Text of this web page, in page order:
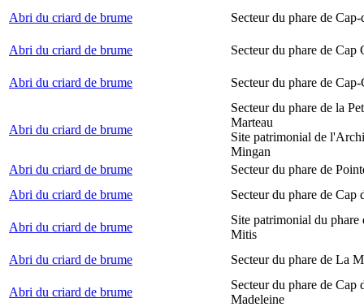
Abri du criard de brume
Secteur du phare de Cap-
Abri du criard de brume Secteur du phare de Cap
Abri du criard de brume Secteur du phare de Cap-
Abri du criard de brume
Secteur du phare de la
Marteau
Site patrimonial de
Mingan
Abri du criard de brume
Secteur du phare de
Abri du criard de brume
Secteur du phare de Cap
Abri du criard de brume
Site patrimonial du phare
Mitis
Abri du criard de brume
Secteur du phare de La
Abri du criard de brume
Secteur du phare de Cap
Madeleine